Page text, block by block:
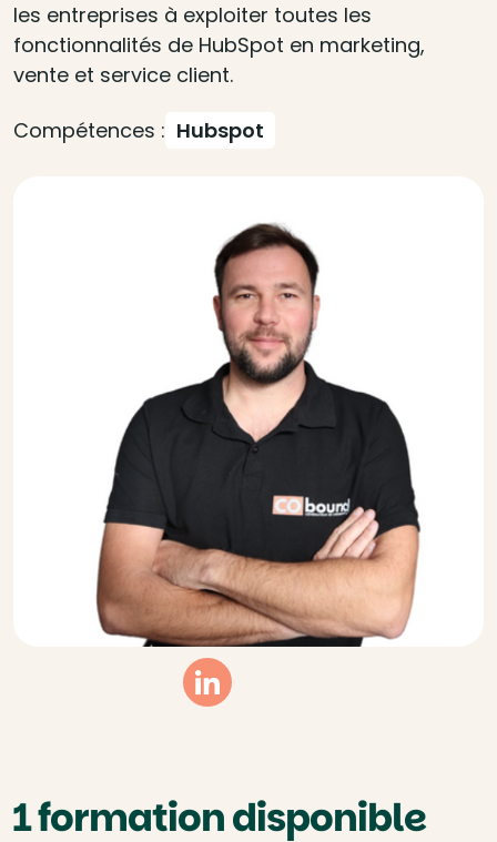
les entreprises à exploiter toutes les
fonctionnalités de HubSpot en marketing,
vente et service client.
Compétences : Hubspot
Linkedin
1 formation disponible